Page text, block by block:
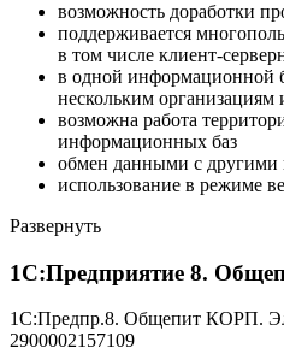
возможность доработки
поддерживается
в том числе клиент-
в одной информационной
нескольким
возможна работа
информационных баз
обмен данными с
использование в режиме
Развернуть
1С:Предприятие 8.
1С:Предпр.8. Общепит КОРП.
2900002157109